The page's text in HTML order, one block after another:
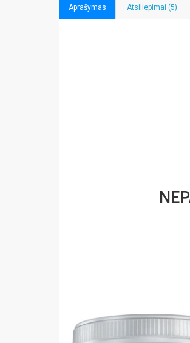
Aprašymas Atsiliepimai (5)